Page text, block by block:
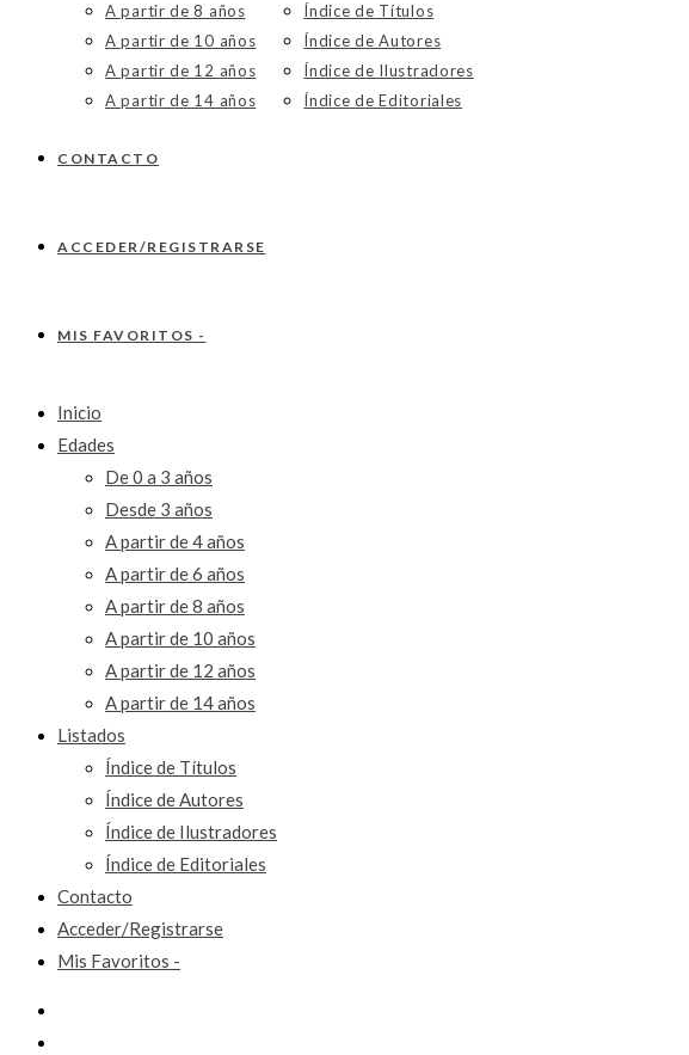
A partir de 8 años
A partir de 10 años
A partir de 12 años
A partir de 14 años
Índice de Títulos
Índice de Autores
Índice de Ilustradores
Índice de Editoriales
CONTACTO
ACCEDER/REGISTRARSE
MIS FAVORITOS -
Inicio
Edades
De 0 a 3 años
Desde 3 años
A partir de 4 años
A partir de 6 años
A partir de 8 años
A partir de 10 años
A partir de 12 años
A partir de 14 años
Listados
Índice de Títulos
Índice de Autores
Índice de Ilustradores
Índice de Editoriales
Contacto
Acceder/Registrarse
Mis Favoritos -